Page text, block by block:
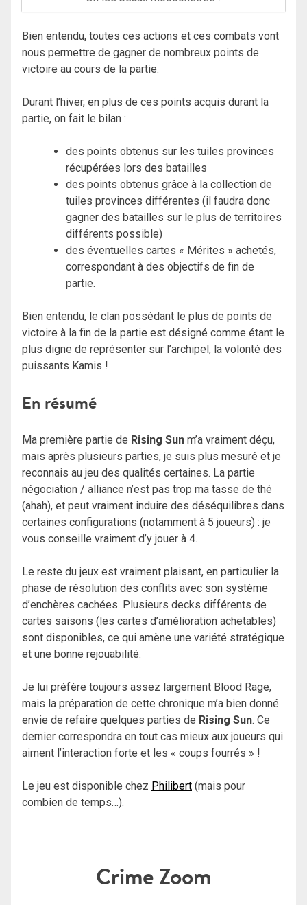
Bien entendu, toutes ces actions et ces combats vont
nous permettre de gagner de nombreux points de
victoire au cours de la partie.
Durant l’hiver, en plus de ces points acquis durant la
partie, on fait le bilan :
des points obtenus sur les tuiles provinces
récupérées lors des batailles
des points obtenus grâce à la collection de
tuiles provinces différentes (il faudra donc
gagner des batailles sur le plus de territoires
différents possible)
des éventuelles cartes « Mérites » achetés,
correspondant à des objectifs de fin de
partie.
Bien entendu, le clan possédant le plus de points de
victoire à la fin de la partie est désigné comme étant le
plus digne de représenter sur l’archipel, la volonté des
puissants Kamis !
En résumé
Ma première partie de Rising Sun m’a vraiment déçu,
mais après plusieurs parties, je suis plus mesuré et je
reconnais au jeu des qualités certaines. La partie
négociation / alliance n’est pas trop ma tasse de thé
(ahah), et peut vraiment induire des déséquilibres dans
certaines configurations (notamment à 5 joueurs) : je
vous conseille vraiment d’y jouer à 4.
Le reste du jeux est vraiment plaisant, en particulier la
phase de résolution des conflits avec son système
d’enchères cachées. Plusieurs decks différents de
cartes saisons (les cartes d’amélioration achetables)
sont disponibles, ce qui amène une variété stratégique
et une bonne rejouabilité.
Je lui préfère toujours assez largement Blood Rage,
mais la préparation de cette chronique m’a bien donné
envie de refaire quelques parties de Rising Sun. Ce
dernier correspondra en tout cas mieux aux joueurs qui
aiment l’interaction forte et les « coups fourrés » !
Le jeu est disponible chez Philibert (mais pour
combien de temps…).
Crime Zoom